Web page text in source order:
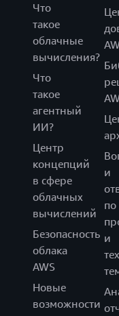
Что
такое
облачные
вычисления?
Что
такое
агентный
ИИ?
Центр
концепций
в сфере
облачных
вычислений
Безопасность
облака
AWS
Новые
возможности
и
по
и